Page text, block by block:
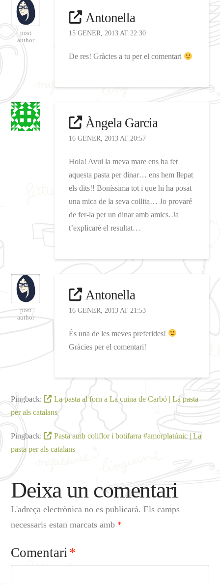
post
author
Antonella
15 GENER, 2013 AT 22:30
De res! Gràcies a tu per el comentari
Àngela Garcia
16 GENER, 2013 AT 20:57
Hola! Avui la meva mare ens ha fet
aquesta pasta per dinar… ens hem llepat
els dits!! Boníssima tot i que hi ha posat
una mica de la seva collita… Jo provaré
de fer-la per un dinar amb amics. Ja
t’explicaré el resultat…
post
author
Antonella
16 GENER, 2013 AT 21:53
És una de les meves preferides!
Gràcies per el comentari!
Pingback:
La pasta al forn a La cuina de Carbó | La pasta
per als catalans
Pingback:
Pasta amb coliflor i botifarra #amorplatúnic | La
pasta per als catalans
Deixa un comentari
L'adreça electrònica no es publicarà. Els camps
necessaris estan marcats amb *
Comentari*